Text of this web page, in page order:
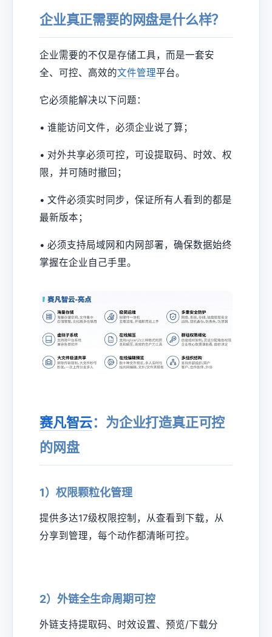
企业真正需要的网盘是什么样？
企业需要的不仅是存储工具，而是一套安
全、可控、高效的文件管理平台。
它必须能解决以下问题：
• 谁能访问文件，必须企业说了算；
• 对外共享必须可控，可设提取码、时效、权
限，并可随时撤回；
• 文件必须实时同步，保证所有人看到的都是
最新版本；
• 必须支持局域网和内网部署，确保数据始终
掌握在企业自己手里。
赛凡智云：为企业打造真正可控
的网盘
1）权限颗粒化管理
提供多达17级权限控制，从查看到下载，从
分享到管理，每个动作都清晰可控。
2）外链全生命周期可控
外链支持提取码、时效设置、预览/下载分